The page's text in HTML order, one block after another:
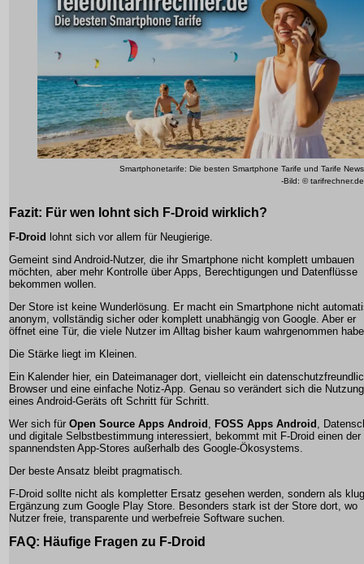
Smartphonetarife: Die besten Smartphone Tarife und Tarife News
-Bild: © tarifrechner.de
Fazit: Für wen lohnt sich F-Droid wirklich?
F-Droid lohnt sich vor allem für Neugierige.
Gemeint sind Android-Nutzer, die ihr Smartphone nicht komplett umbauen
möchten, aber mehr Kontrolle über Apps, Berechtigungen und Datenflüsse
bekommen wollen.
Der Store ist keine Wunderlösung. Er macht ein Smartphone nicht
anonym, vollständig sicher oder komplett unabhängig von Google. Aber er
öffnet eine Tür, die viele Nutzer im Alltag bisher kaum wahrgenommen
Die Stärke liegt im Kleinen.
Ein Kalender hier, ein Dateimanager dort, vielleicht ein
Browser und eine einfache Notiz-App. Genau so verändert sich die Nutzung
eines Android-Geräts oft Schritt für Schritt.
Wer sich für Open Source Apps Android , FOSS Apps Android ,
und digitale Selbstbestimmung interessiert, bekommt mit F-Droid einen der
spannendsten App-Stores außerhalb des Google-Ökosystems.
Der beste Ansatz bleibt pragmatisch.
F-Droid sollte nicht als kompletter Ersatz gesehen werden, sondern als
Ergänzung zum Google Play Store. Besonders stark ist der Store dort, wo
Nutzer freie, transparente und werbefreie Software suchen.
FAQ: Häufige Fragen zu F-Droid